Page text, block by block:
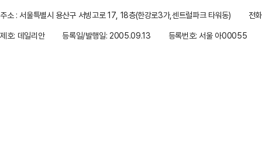
주소 : 서울특별시 용산구 서빙고로 17, 18층(한강로3가,센트럴파크 타워동)
전
제호: 데일리안
등록일/발행일: 2005.09.13 등록번호: 서울 아00055